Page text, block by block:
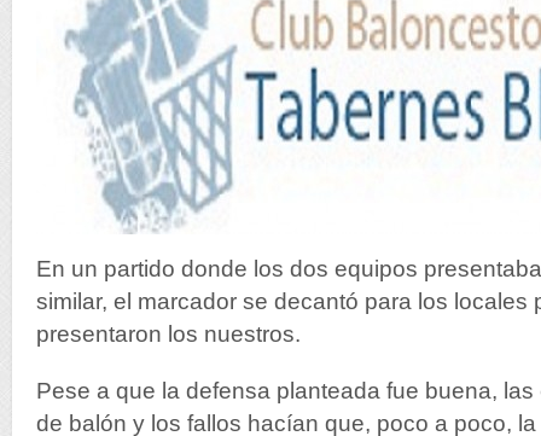
En un partido donde los dos equipos
similar, el marcador se decantó para los locales
presentaron los nuestros.
Pese a que la defensa planteada fue buena,
de balón y los fallos hacían que, poco a poco,